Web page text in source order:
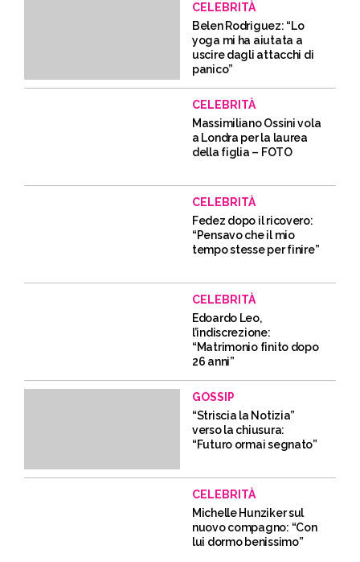
CELEBRITÀ
Belen Rodriguez: “Lo
yoga mi ha aiutata a
uscire dagli attacchi di
panico”
CELEBRITÀ
Massimiliano Ossini vola
a Londra per la laurea
della figlia – FOTO
CELEBRITÀ
Fedez dopo il ricovero:
“Pensavo che il mio
tempo stesse per finire”
CELEBRITÀ
Edoardo Leo,
l’indiscrezione:
“Matrimonio finito dopo
26 anni”
GOSSIP
“Striscia la Notizia”
verso la chiusura:
“Futuro ormai segnato”
CELEBRITÀ
Michelle Hunziker sul
nuovo compagno: “Con
lui dormo benissimo”